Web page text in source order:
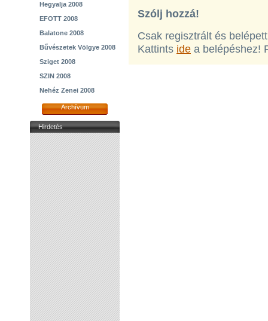
Hegyalja 2008
EFOTT 2008
Balatone 2008
Bűvészetek Völgye 2008
Sziget 2008
SZIN 2008
Nehéz Zenei 2008
Archívum
Hirdetés
Szólj hozzá!
Csak regisztrált és
Kattints ide a belépéshez!